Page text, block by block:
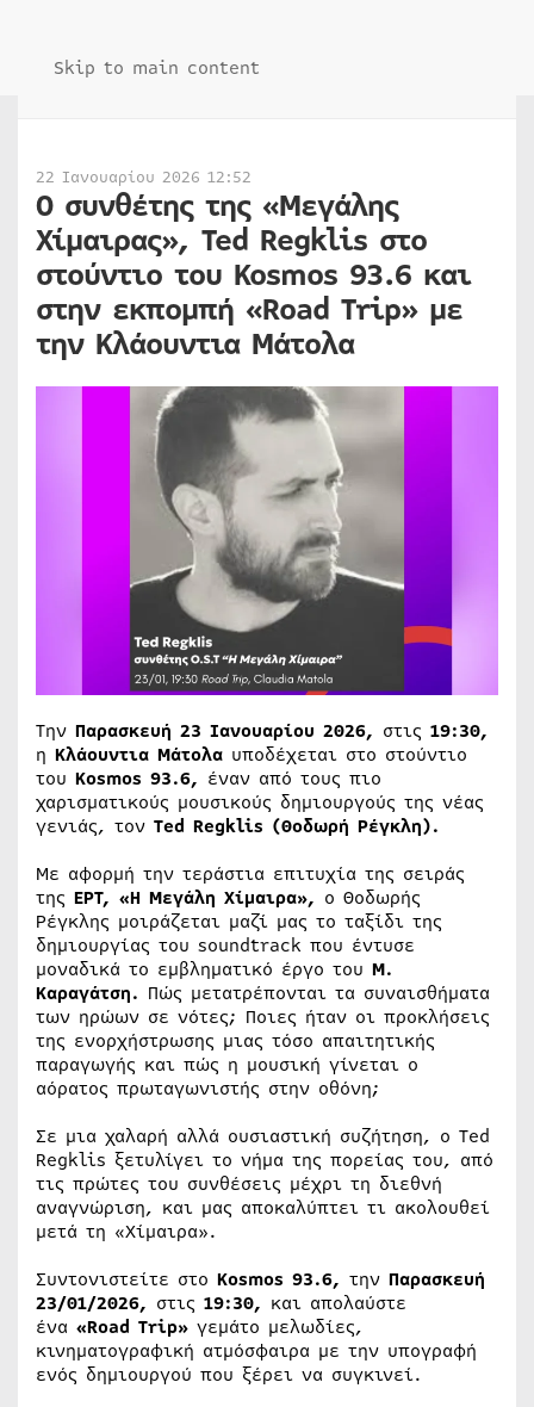
Skip to main content
22 Ιανουαρίου 2026 12:52
Ο συνθέτης της «Μεγάλης
Χίμαιρας», Ted Regklis στο
στούντιο του Kosmos 93.6 και
στην εκπομπή «Road Trip» με
την Κλάουντια Μάτολα
Την Παρασκευή 23 Ιανουαρίου 2026, στις 19:30,
η Κλάουντια Μάτολα υποδέχεται στο στούντιο
του Kosmos 93.6, έναν από τους πιο
χαρισματικούς μουσικούς δημιουργούς της νέας
γενιάς, τον Ted Regklis (Θοδωρή Ρέγκλη).
Με αφορμή την τεράστια επιτυχία της σειράς
της ΕΡΤ, «Η Μεγάλη Χίμαιρα», ο Θοδωρής
Ρέγκλης μοιράζεται μαζί μας το ταξίδι της
δημιουργίας του soundtrack που έντυσε
μοναδικά το εμβληματικό έργο του Μ.
Καραγάτση. Πώς μετατρέπονται τα συναισθήματα
των ηρώων σε νότες; Ποιες ήταν οι προκλήσεις
της ενορχήστρωσης μιας τόσο απαιτητικής
παραγωγής και πώς η μουσική γίνεται ο
αόρατος πρωταγωνιστής στην οθόνη;
Σε μια χαλαρή αλλά ουσιαστική συζήτηση, ο Ted
Regklis ξετυλίγει το νήμα της πορείας του, από
τις πρώτες του συνθέσεις μέχρι τη διεθνή
αναγνώριση, και μας αποκαλύπτει τι ακολουθεί
μετά τη «Χίμαιρα».
Συντονιστείτε στο Kosmos 93.6, την Παρασκευή
23/01/2026, στις 19:30, και απολαύστε
ένα «Road Trip» γεμάτο μελωδίες,
κινηματογραφική ατμόσφαιρα με την υπογραφή
ενός δημιουργού που ξέρει να συγκινεί.